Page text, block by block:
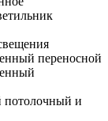
переносной
потолочный и